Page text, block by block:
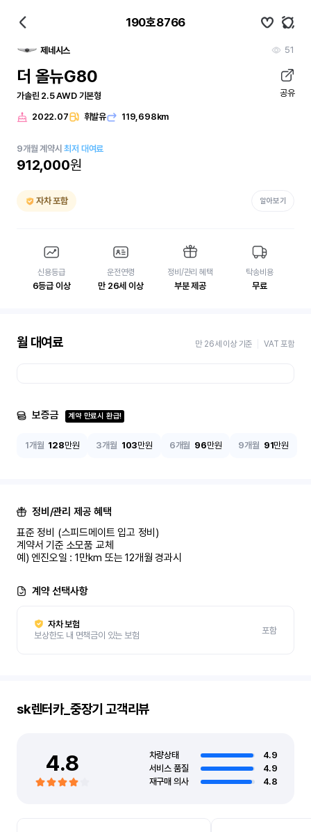
190호8766
제네시스 51
더 올뉴G80
가솔린 2.5 AWD 기본형 공유
2022.07 휘발유 119,698km
9개월 계약시최저 대여료
912,000원
자차 포함 알아보기
신용등급
6등급 이상
운전연령
만 26세 이상
정비/관리 혜택
부분 제공
탁송비용
무료
월 대여료 만 26세 이상 기준 VAT 포함
보증금 계약 만료시 환급!
1개월 128만원 3개월 103만원 6개월 96만원 9개월 91만원
정비/관리 제공 혜택
표준 정비 (스피드메이트 입고 정비)
계약서 기준 소모품 교체
예) 엔진오일 : 1만km 또는 12개월 경과시
계약 선택사항
자차 보험
보상한도 내 면책금이 있는 보험
포함
sk렌터카_중장기 고객리뷰
4.8 차량상태
4.9
서비스 품질
4.9
재구매 의사
4.8